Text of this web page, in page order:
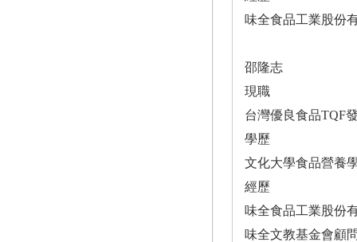
味全食品工業股份
邵隆志
現職
台灣優良食品TQF
學歷
文化大學食品營養
經歷
味全食品工業股份
味全文教基金會顧